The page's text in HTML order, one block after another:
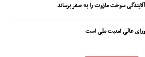
سوخت مازوت را به صفر برساند
عالی امنیت ملی است